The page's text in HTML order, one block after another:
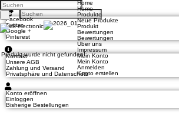
Facebook
Twitter
Google +
Pinterest
Kontakt
Unsere AGB
Zahlung und Versand
Privatsphäre und Datenschutz
Konto eröffnen
Einloggen
Bisherige Bestellungen
Home
Home
Produkte
Neue Produkte
Produkt
Bewertungen
Bewertungen
Über uns
Impressum
Mein Konto
Mein Konto
Anmelden
Konto erstellen
Produkt wurde nicht gefunden!